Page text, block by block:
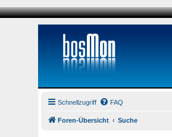
Schnellzugriff FAQ
Foren-Übersicht Suche